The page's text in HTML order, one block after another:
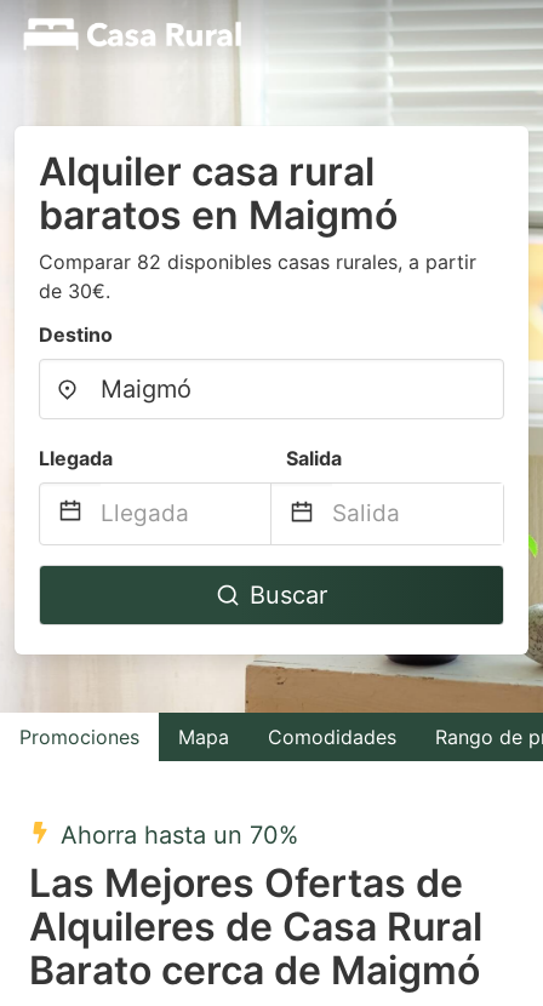
Alquiler casa rural
baratos en Maigmó
Comparar 82 disponibles casas rurales, a partir
de 30€.
Destino
Llegada Salida
Navigate
to
with
the
select
a
date.
Press
Navigate
to
interact
with
the
a
date.
Press
Buscar
Promociones Mapa Comodidades Rango de
Ahorra hasta un 70%
Las Mejores Ofertas de
Alquileres de Casa Rural
Barato cerca de Maigmó